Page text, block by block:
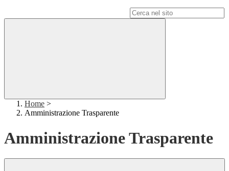
Home >
Amministrazione Trasparente
Amministrazione Trasparente